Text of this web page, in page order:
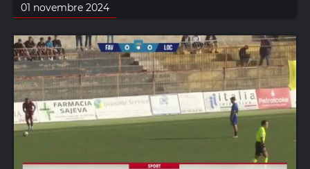
01 novembre 2024